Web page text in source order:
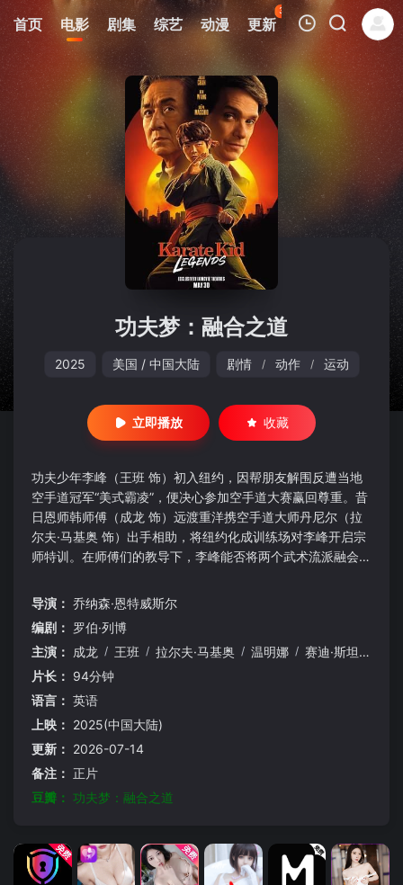
首页 电影 剧集 综艺 动漫 更新
35
热榜 APP
我的观影记录
暂无观看影片的记录
功夫梦：融合之道
2025 美国 / 中国大陆 剧情 / 动作 / 运动
立即播放 收藏
功夫少年李峰（王班 饰）初入纽约，因帮朋友解围反遭当地
空手道冠军“美式霸凌”，便决心参加空手道大赛赢回尊重。昔
日恩师韩师傅（成龙 饰）远渡重洋携空手道大师丹尼尔（拉
尔夫·马基奥 饰）出手相助，将纽约化成训练场对李峰开启宗
师特训。在师傅们的教导下，李峰能否将两个武术流派融会贯
导演： 乔纳森·恩特威斯尔
编剧： 罗伯·列博
主演： 成龙 / 王班 / 拉尔夫·马基奥 / 温明娜 / 赛迪·斯坦利
片长： 94分钟
语言： 英语
上映： 2025(中国大陆)
更新： 2026-07-14
备注： 正片
豆瓣： 功夫梦：融合之道